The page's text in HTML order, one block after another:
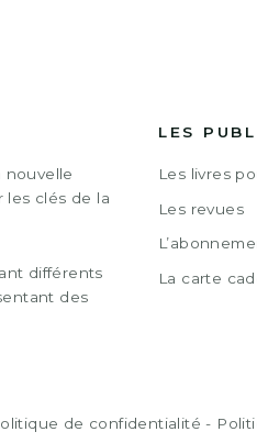
nouvelle
clés de la
différents
des
LES
Les livres
Les revues
La carte
de confidentialité -